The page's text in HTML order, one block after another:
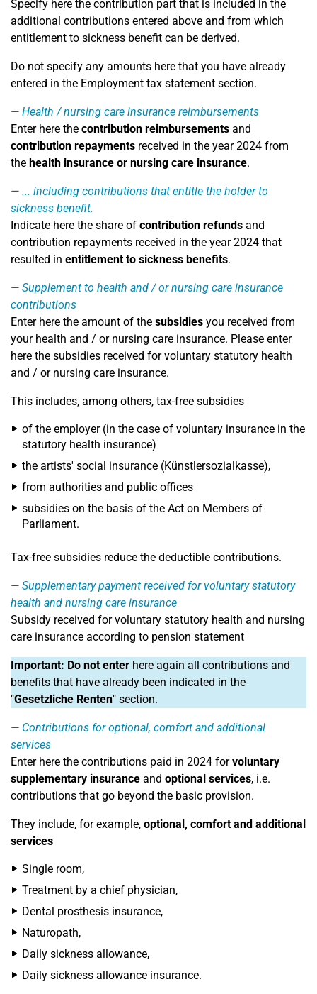
Specify here the contribution part that is included in the
additional contributions entered above and from which
entitlement to sickness benefit can be derived.
Do not specify any amounts here that you have already
entered in the Employment tax statement section.
Health / nursing care insurance reimbursements
Enter here the contribution reimbursements and
contribution repayments received in the year 2024 from
the health insurance or nursing care insurance.
... including contributions that entitle the holder to
sickness benefit.
Indicate here the share of contribution refunds and
contribution repayments received in the year 2024 that
resulted in entitlement to sickness benefits.
Supplement to health and / or nursing care insurance
contributions
Enter here the amount of the subsidies you received from
your health and / or nursing care insurance. Please enter
here the subsidies received for voluntary statutory health
and / or nursing care insurance.
This includes, among others, tax-free subsidies
of the employer (in the case of voluntary insurance in the
statutory health insurance)
the artists' social insurance (Künstlersozialkasse),
from authorities and public offices
subsidies on the basis of the Act on Members of
Parliament.
Tax-free subsidies reduce the deductible contributions.
Supplementary payment received for voluntary statutory
health and nursing care insurance
Subsidy received for voluntary statutory health and nursing
care insurance according to pension statement
Important: Do not enter here again all contributions and
benefits that have already been indicated in the
"Gesetzliche Renten" section.
Contributions for optional, comfort and additional
services
Enter here the contributions paid in 2024 forvoluntary
supplementary insurance and optional services, i.e.
contributions that go beyond the basic provision.
They include, for example, optional, comfort and additional
services
Single room,
Treatment by a chief physician,
Dental prosthesis insurance,
Naturopath,
Daily sickness allowance,
Daily sickness allowance insurance.